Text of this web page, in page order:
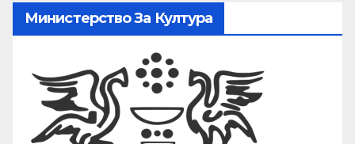
Министерство За Култура